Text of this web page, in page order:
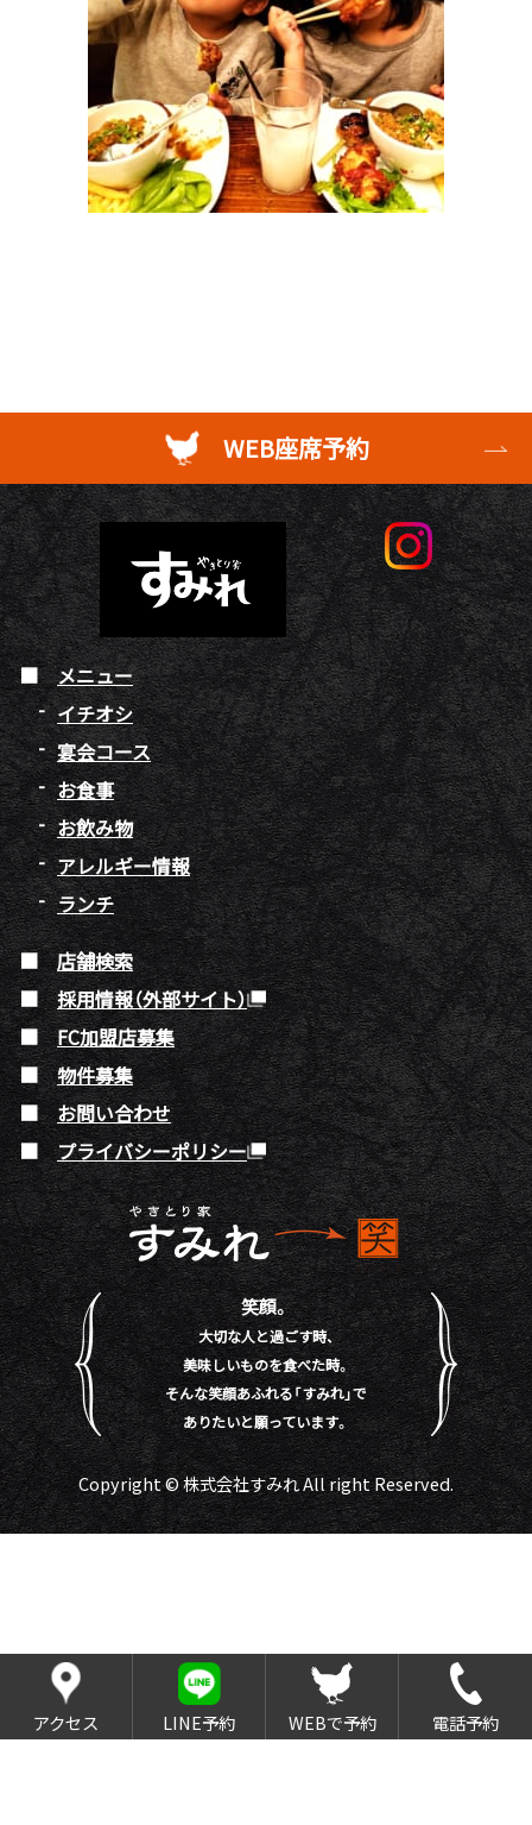
WEB座席予約
メニュー
イチオシ
宴会コース
お食事
お飲み物
アレルギー情報
ランチ
店舗検索
採用情報（外部サイト）
FC加盟店募集
物件募集
お問い合わせ
プライバシーポリシー
笑顔。
大切な人と過ごす時、
美味しいものを食べた時。
そんな笑顔あふれる「すみれ」で
ありたいと願っています。
Copyright © 株式会社すみれ All right Reserved.
アクセス LINE予約 WEBで予約 電話予約